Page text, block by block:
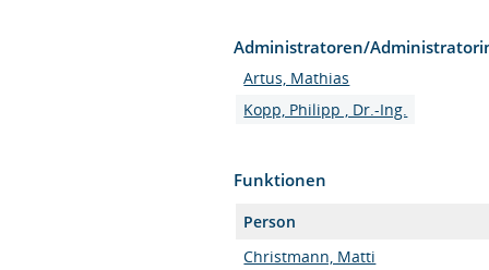
Administratoren/
Artus, Mathias
Kopp, Philipp , Dr.-Ing.
Funktionen
Person
Christmann, Matti